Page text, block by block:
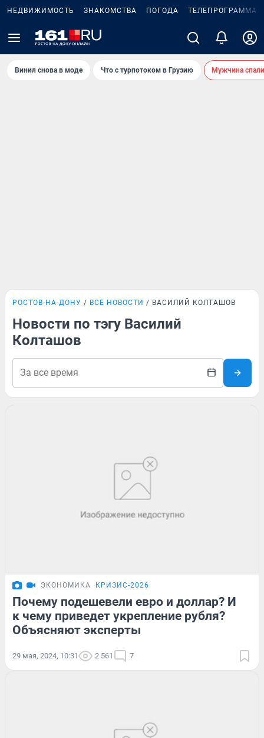
НЕДВИЖИМОСТЬ ЗНАКОМСТВА ПОГОДА ТЕЛЕПРОГРАММА
Винил снова в моде Что с турпотоком в Грузию Мужчина
РОСТОВ-НА-ДОНУ ВСЕ НОВОСТИ ВАСИЛИЙ КОЛТАШОВ
Новости по тэгу Василий
Колташов
ЭКОНОМИКА КРИЗИС-2026
Почему подешевели евро и доллар? И
к чему приведет укрепление рубля?
Объясняют эксперты
29 мая, 2024, 10:31 2 561 7